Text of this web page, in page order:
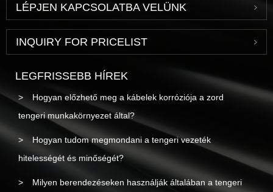
LÉPJEN KAPCSOLATBA VELÜNK
INQUIRY FOR PRICELIST
LEGFRISSEBB HÍREK
Hogyan előzhető meg a kábelek korróziója a zord
tengeri munkakörnyezet által?
Hogyan tudom megmondani a tengeri vezeték
hitelességét és minőségét?
Milyen berendezéseken használják általában a tengeri